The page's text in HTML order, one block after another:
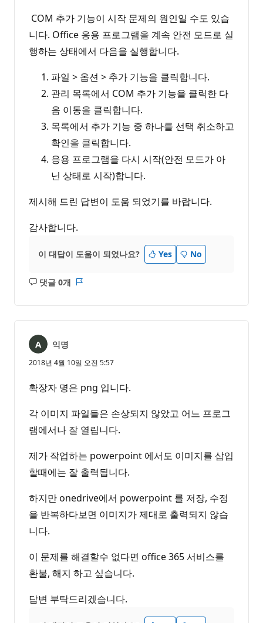
COM 추가 기능이 시작 문제의 원인일 수도 있습
니다. Office 응용 프로그램을 계속 안전 모드로 실
행하는 상태에서 다음을 실행합니다.
파일 > 옵션 > 추가 기능을 클릭합니다.
관리 목록에서 COM 추가 기능을 클릭한 다
음 이동을 클릭합니다.
목록에서 추가 기능 중 하나를 선택 취소하고
확인을 클릭합니다.
응용 프로그램을 다시 시작(안전 모드가 아
닌 상태로 시작)합니다.
제시해 드린 답변이 도움 되었기를 바랍니다.
감사합니다.
이 대답이 도움이 되었나요? Yes No
댓글 0개
설
음
익명
2018년 4월 10일 오전 5:57
확장자 명은 png 입니다.
각 이미지 파일들은 손상되지 않았고 어느 프로그
램에서나 잘 열립니다.
제가 작업하는 powerpoint 에서도 이미지를 삽입
할때에는 잘 출력됩니다.
하지만 onedrive에서 powerpoint 를 저장, 수정
을 반복하다보면 이미지가 제대로 출력되지 않습
니다.
이 문제를 해결할수 없다면 office 365 서비스를
환불, 해지 하고 싶습니다.
답변 부탁드리겠습니다.